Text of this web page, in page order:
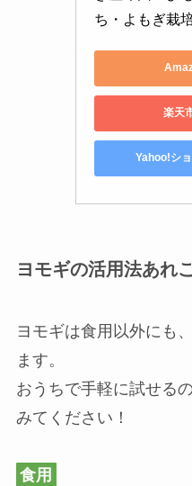
ち・よもぎ栽
楽天
Yahoo!シ
ヨモギの活用法あれ
ヨモギは食用以外にも
ます。
おうちで手軽に試せる
みてください！
食用